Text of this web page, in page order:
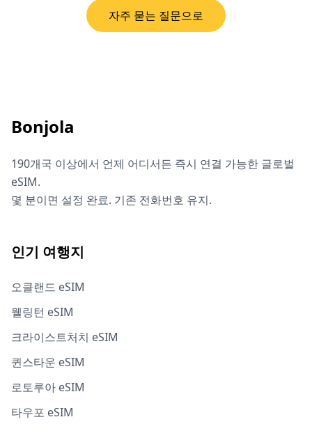
자주 묻는 질문으로
Bonjola
190개국 이상에서 언제 어디서든 즉시 연결 가능한 글로벌
eSIM.
몇 분이면 설정 완료. 기존 전화번호 유지.
인기 여행지
오클랜드 eSIM
웰링턴 eSIM
크라이스트처치 eSIM
퀸스타운 eSIM
로토루아 eSIM
타우포 eSIM